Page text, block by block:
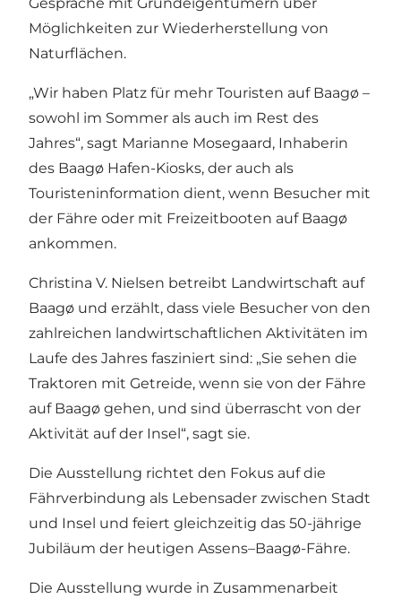
Möglichkeiten zur Wiederherstellung von
Naturflächen.
„Wir haben Platz für mehr Touristen auf Baagø –
sowohl im Sommer als auch im Rest des
Jahres“, sagt Marianne Mosegaard, Inhaberin
des Baagø Hafen-Kiosks, der auch als
Touristeninformation dient, wenn Besucher mit
der Fähre oder mit Freizeitbooten auf Baagø
ankommen.
Christina V. Nielsen betreibt Landwirtschaft auf
Baagø und erzählt, dass viele Besucher von den
zahlreichen landwirtschaftlichen Aktivitäten im
Laufe des Jahres fasziniert sind: „Sie sehen die
Traktoren mit Getreide, wenn sie von der Fähre
auf Baagø gehen, und sind überrascht von der
Aktivität auf der Insel“, sagt sie.
Die Ausstellung richtet den Fokus auf die
Fährverbindung als Lebensader zwischen Stadt
und Insel und feiert gleichzeitig das 50-jährige
Jubiläum der heutigen Assens–Baagø-Fähre.
Die Ausstellung wurde in Zusammenarbeit